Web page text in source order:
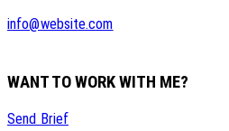
info@website.com
WANT TO WORK WITH ME?
Send Brief